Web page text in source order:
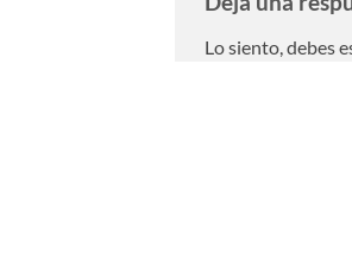
Lo siento, debes